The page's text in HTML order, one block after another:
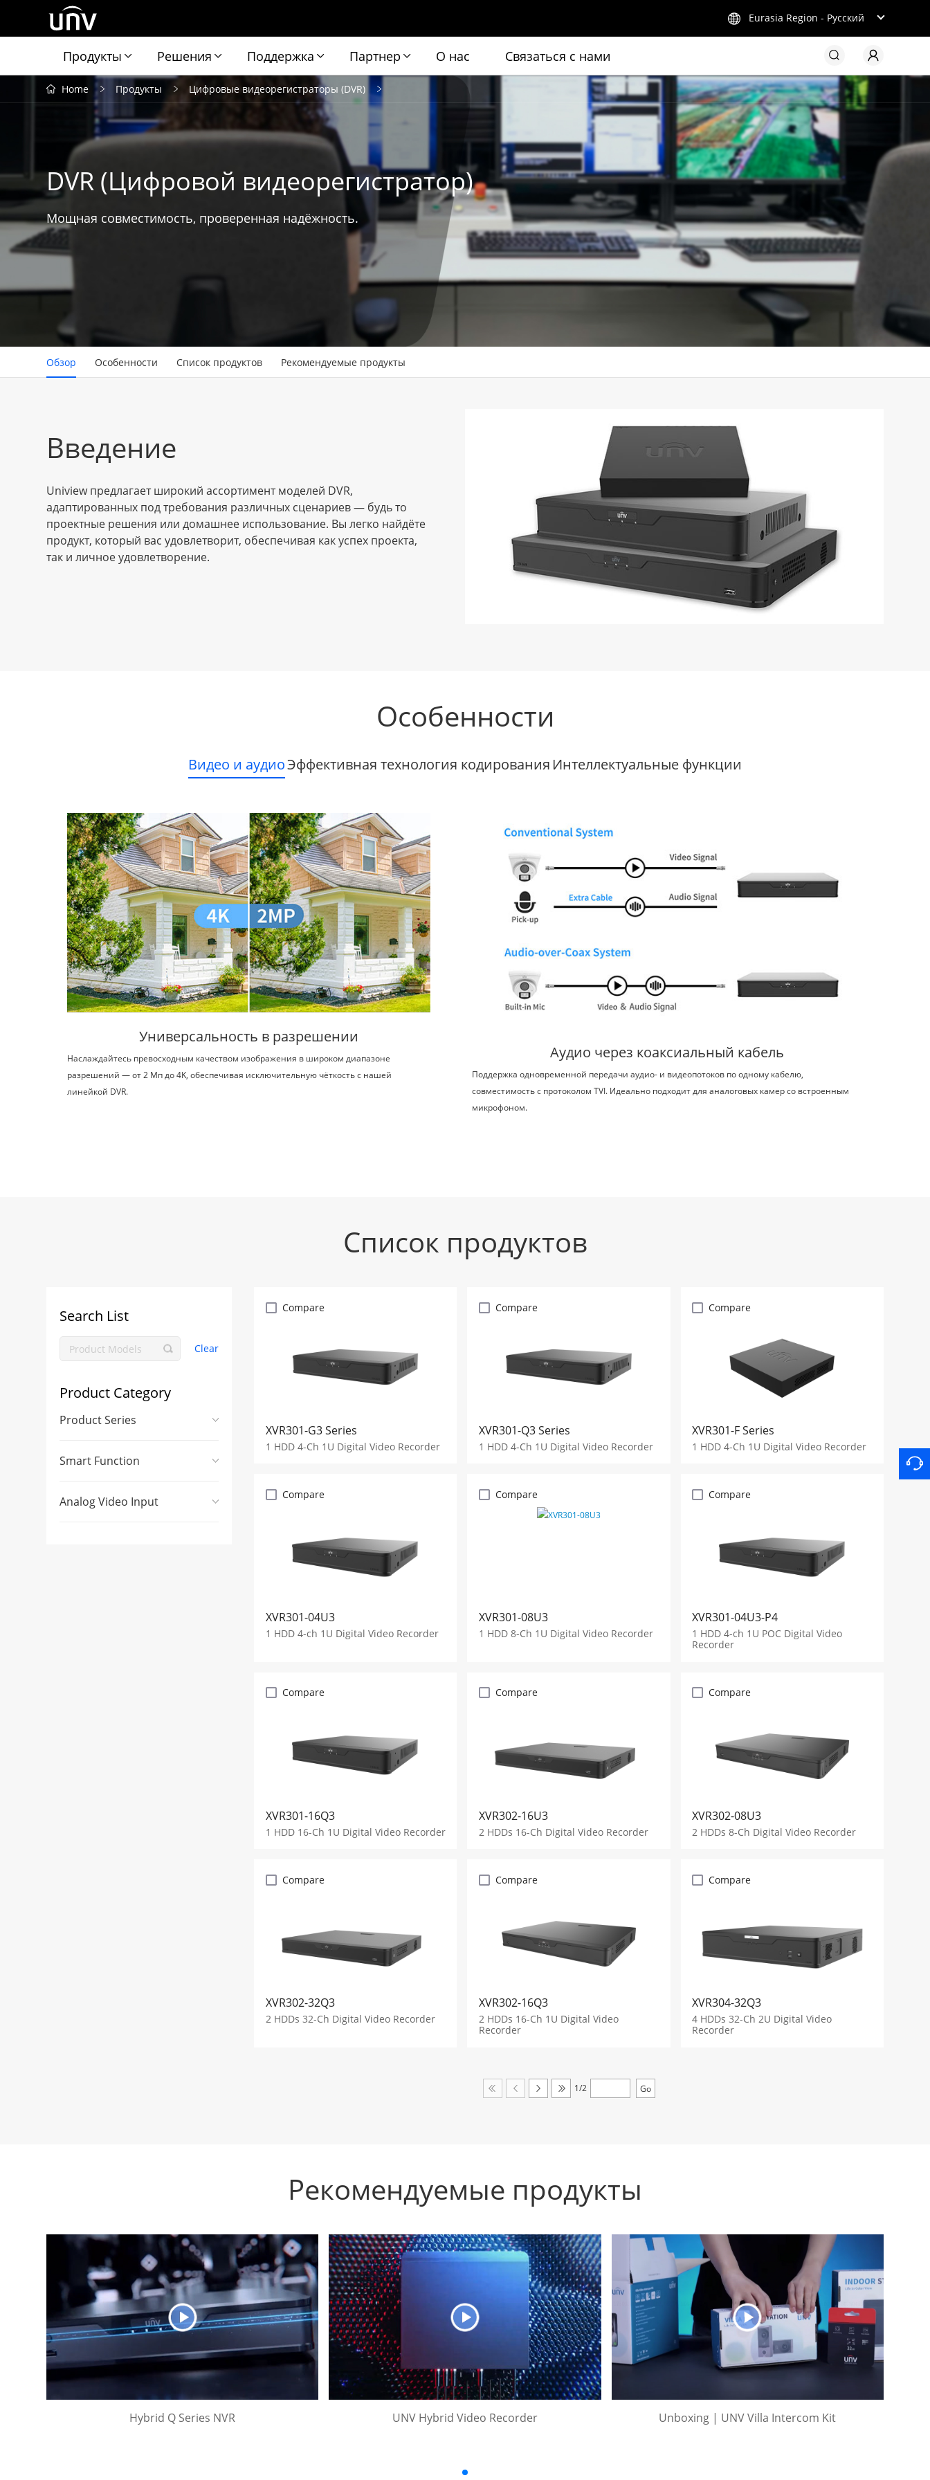
Eurasia Region - Русский
Продукты Решения Поддержка Партнер О нас Связаться с нами
Home Продукты Цифровые видеорегистраторы (DVR)
DVR (Цифровой видеорегистратор)
Мощная совместимость, проверенная надёжность.
Обзор Особенности Список продуктов Рекомендуемые продукты
Введение
Uniview предлагает широкий ассортимент моделей DVR,
адаптированных под требования различных сценариев — будь то
проектные решения или домашнее использование. Вы легко найдёте
продукт, который вас удовлетворит, обеспечивая как успех проекта,
так и личное удовлетворение.
Особенности
Видео и аудиоЭффективная технология кодирования Интеллектуальные функции
Универсальность в разрешении
Наслаждайтесь превосходным качеством изображения в широком диапазоне
разрешений — от 2 Мп до 4K, обеспечивая исключительную чёткость с нашей
линейкой DVR.
Аудио через коаксиальный кабель
Поддержка одновременной передачи аудио- и видеопотоков по одному кабелю,
совместимость с протоколом TVI. Идеально подходит для аналоговых камер со встроенным
микрофоном.
Список продуктов
Search List
Clear
Product Category
Product Series
Smart Function
Analog Video Input
Compare
XVR301-G3 Series
1 HDD 4-Ch 1U Digital Video Recorder
Compare
XVR301-Q3 Series
1 HDD 4-Ch 1U Digital Video Recorder
Compare
XVR301-F Series
1 HDD 4-Ch 1U Digital Video Recorder
Compare
XVR301-04U3
1 HDD 4-ch 1U Digital Video Recorder
Compare
XVR301-08U3
1 HDD 8-Ch 1U Digital Video Recorder
Compare
XVR301-04U3-P4
1 HDD 4-ch 1U POC Digital Video
Recorder
Compare
XVR301-16Q3
1 HDD 16-Ch 1U Digital Video Recorder
Compare
XVR302-16U3
2 HDDs 16-Ch Digital Video Recorder
Compare
XVR302-08U3
2 HDDs 8-Ch Digital Video Recorder
Compare
XVR302-32Q3
2 HDDs 32-Ch Digital Video Recorder
Compare
XVR302-16Q3
2 HDDs 16-Ch 1U Digital Video
Recorder
Compare
XVR304-32Q3
4 HDDs 32-Ch 2U Digital Video
Recorder
1/2
Рекомендуемые продукты
Hybrid Q Series NVR UNV Hybrid Video Recorder Unboxing | UNV Villa Intercom Kit